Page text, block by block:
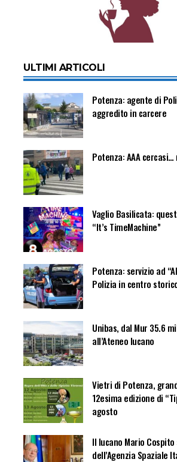
ULTIMI ARTICOLI
Potenza: agente di
aggredito in carcere
Potenza: AAA
Vaglio Basilicata:
“It’s TimeMachine”
Potenza: servizio ad
Polizia in centro
Unibas, dal Mur 35.6
all’Ateneo lucano
Vietri di Potenza,
12esima edizione di
agosto
Il lucano Mario
dell’Agenzia Spaziale